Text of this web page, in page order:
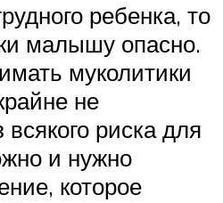
ребенка, то
малышу опасно.
муколитики
не
риска для
и нужно
которое